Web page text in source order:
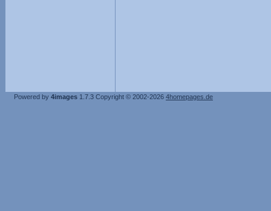
Powered by 4images 1.7.3 Copyright © 2002-2026 4homepages.de